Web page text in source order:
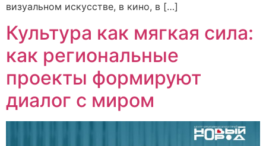
визуальном искусстве, в кино, в […]
Культура как мягкая сила:
как региональные
проекты формируют
диалог с миром